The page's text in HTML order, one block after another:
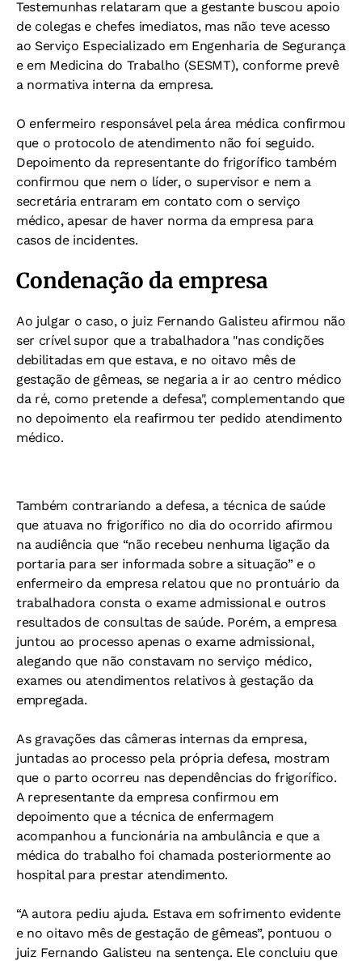
Testemunhas relataram que a gestante buscou apoio
de colegas e chefes imediatos, mas não teve acesso
ao Serviço Especializado em Engenharia de Segurança
e em Medicina do Trabalho (SESMT), conforme prevê
a normativa interna da empresa.
O enfermeiro responsável pela área médica confirmou
que o protocolo de atendimento não foi seguido.
Depoimento da representante do frigorífico também
confirmou que nem o líder, o supervisor e nem a
secretária entraram em contato com o serviço
médico, apesar de haver norma da empresa para
casos de incidentes.
Condenação da empresa
Ao julgar o caso, o juiz Fernando Galisteu afirmou não
ser crível supor que a trabalhadora "nas condições
debilitadas em que estava, e no oitavo mês de
gestação de gêmeas, se negaria a ir ao centro médico
da ré, como pretende a defesa", complementando que
no depoimento ela reafirmou ter pedido atendimento
médico.
Também contrariando a defesa, a técnica de saúde
que atuava no frigorífico no dia do ocorrido afirmou
na audiência que “não recebeu nenhuma ligação da
portaria para ser informada sobre a situação” e o
enfermeiro da empresa relatou que no prontuário da
trabalhadora consta o exame admissional e outros
resultados de consultas de saúde. Porém, a empresa
juntou ao processo apenas o exame admissional,
alegando que não constavam no serviço médico,
exames ou atendimentos relativos à gestação da
empregada.
As gravações das câmeras internas da empresa,
juntadas ao processo pela própria defesa, mostram
que o parto ocorreu nas dependências do frigorífico.
A representante da empresa confirmou em
depoimento que a técnica de enfermagem
acompanhou a funcionária na ambulância e que a
médica do trabalho foi chamada posteriormente ao
hospital para prestar atendimento.
“A autora pediu ajuda. Estava em sofrimento evidente
e no oitavo mês de gestação de gêmeas”, pontuou o
juiz Fernando Galisteu na sentença. Ele concluiu que